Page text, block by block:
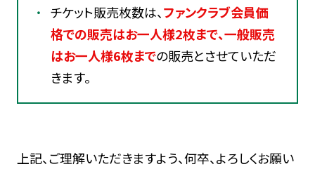
チケット販売枚数は、ファンクラブ会員価
格での販売はお一人様2枚まで、一般販売
はお一人様6枚までの販売とさせていただ
きます。
上記、ご理解いただきますよう、何卒、よろしくお願い